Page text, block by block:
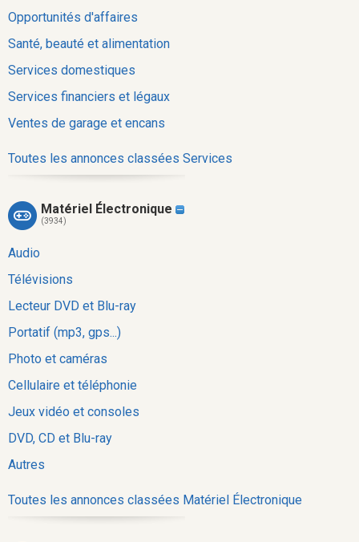
Opportunités d'affaires
Santé, beauté et alimentation
Services domestiques
Services financiers et légaux
Ventes de garage et encans
Toutes les annonces classées Services
Matériel Électronique
(3934)
Audio
Télévisions
Lecteur DVD et Blu-ray
Portatif (mp3, gps...)
Photo et caméras
Cellulaire et téléphonie
Jeux vidéo et consoles
DVD, CD et Blu-ray
Autres
Toutes les annonces classées Matériel Électronique